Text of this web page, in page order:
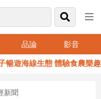
品論 影音
海線生態 體驗食農樂趣
新聞